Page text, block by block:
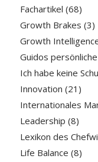
Fachartikel (68)
Growth Brakes (3)
Growth
Guidos
Ich habe keine
Innovation (21)
Internationales
Leadership (8)
Lexikon des
Life Balance (8)